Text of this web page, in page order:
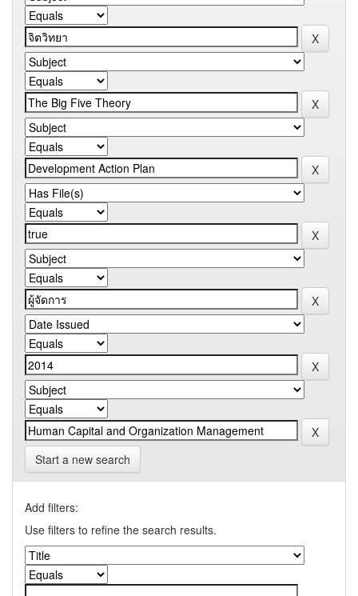
Start a new search
Add filters:
Use filters to refine the search results.